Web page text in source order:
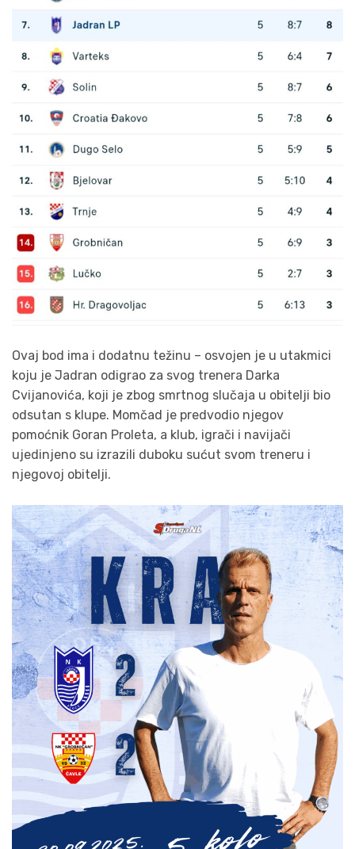
Ovaj bod ima i dodatnu težinu – osvojen je u utakmici
koju je Jadran odigrao za svog trenera Darka
Cvijanovića, koji je zbog smrtnog slučaja u obitelji bio
odsutan s klupe. Momčad je predvodio njegov
pomoćnik Goran Proleta, a klub, igrači i navijači
ujedinjeno su izrazili duboku sućut svom treneru i
njegovoj obitelji.